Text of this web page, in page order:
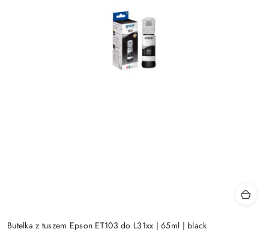
Butelka z tuszem Epson ET103 do L31xx | 65ml | black